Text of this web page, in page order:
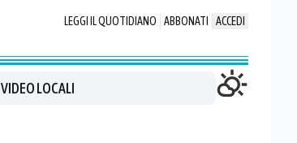
LEGGI IL QUOTIDIANO ABBONATI ACCEDI
VIDEO LOCALI